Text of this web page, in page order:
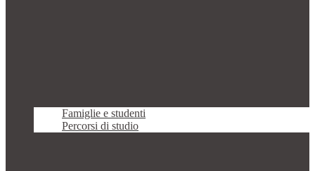
Famiglie e studenti
Percorsi di studio